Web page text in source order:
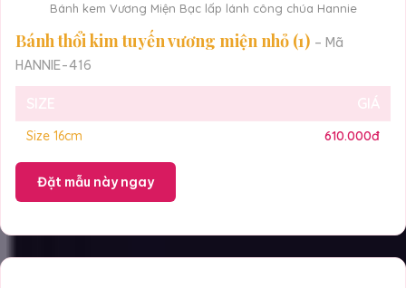
Bánh kem Vương Miện Bạc lấp lánh công chúa Hannie
Bánh thổi kim tuyến vương miện nhỏ (1) – Mã
HANNIE-416
SIZE GIÁ
Size 16cm 610.000đ
Đặt mẫu này ngay